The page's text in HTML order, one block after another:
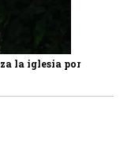
la iglesia por